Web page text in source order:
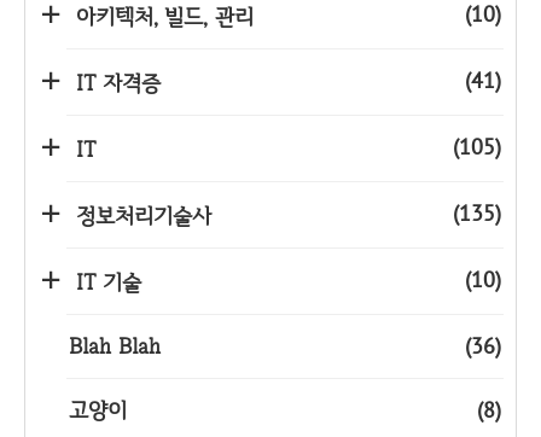
아키텍처, 빌드, 관리 (10)
IT 자격증 (41)
IT (105)
정보처리기술사 (135)
IT 기술 (10)
Blah Blah (36)
고양이 (8)